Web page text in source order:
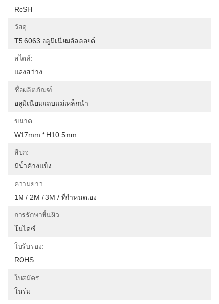
RoSH
วัสดุ:
T5 6063 อลูมิเนียมอัลลอยด์
สไตล์:
แสงสว่าง
ชื่อผลิตภัณฑ์:
อลูมิเนียมแถบแม่เหล็กนำ
ขนาด:
W17mm * H10.5mm
สีปก:
มีน้ำค้างแข็ง
ความยาว:
1M / 2M / 3M / ที่กำหนดเอง
การรักษาพื้นผิว:
โนไดซ์
ใบรับรอง:
ROHS
ใบสมัคร:
ในร่ม